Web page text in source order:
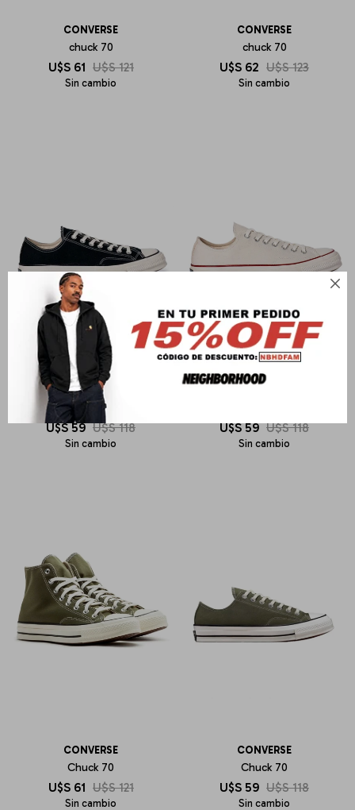

CONVERSE
chuck 70
U$S 61 U$S 121
Sin cambio
CONVERSE
chuck 70
U$S 62 U$S 123
Sin cambio
CONVERSE
chuck 70
U$S 59 U$S 118
Sin cambio
U$S 59 U$S 118
Sin cambio
CONVERSE
Chuck 70
U$S 61 U$S 121
Sin cambio
CONVERSE
Chuck 70
U$S 59 U$S 118
Sin cambio